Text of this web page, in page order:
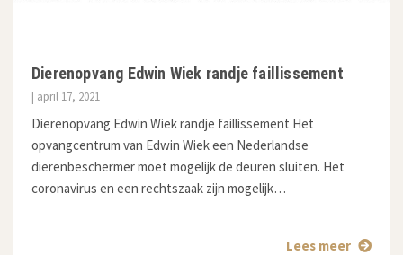
Dierenopvang Edwin Wiek randje faillissement
| april 17, 2021
Dierenopvang Edwin Wiek randje faillissement Het
opvangcentrum van Edwin Wiek een Nederlandse
dierenbeschermer moet mogelijk de deuren sluiten. Het
coronavirus en een rechtszaak zijn mogelijk…
Lees meer